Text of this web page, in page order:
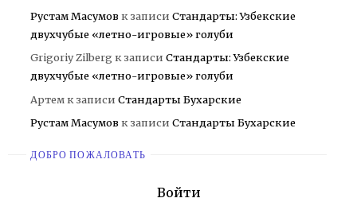
Рустам Масумов к записиСтандарты: Узбекские
двухчубые «летно-игровые» голуби
Grigoriy Zilberg к записиСтандарты: Узбекские
двухчубые «летно-игровые» голуби
Артемк записиСтандарты Бухарские
Рустам Масумов к записиСтандарты Бухарские
ДОБРО ПОЖАЛОВАТЬ
Войти